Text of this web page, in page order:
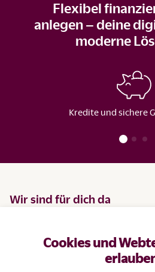
Cookies und
Flexibel
anlegen – deine
moderne
Kredite und sichere
Wir sind für dich da